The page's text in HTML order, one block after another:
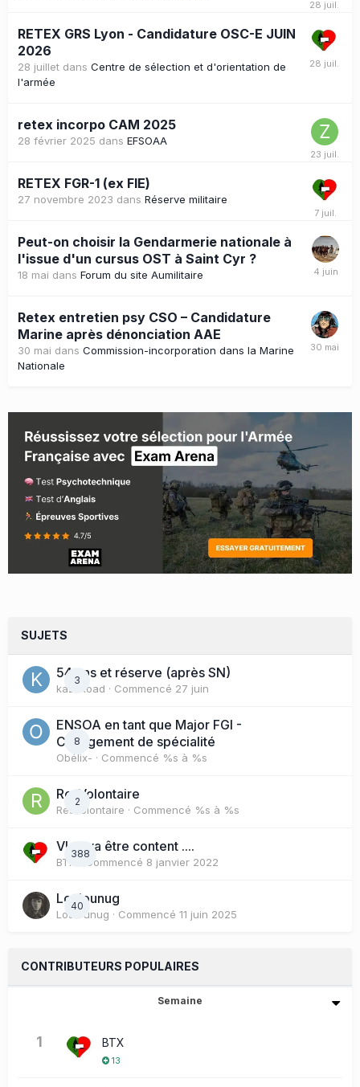
RETEX GRS Lyon - Candidature OSC-E JUIN
2026
28 juillet dans Centre de sélection et d'orientation de
l'armée
retex incorpo CAM 2025
28 février 2025 dans EFSOAA
RETEX FGR-1 (ex FIE)
27 novembre 2023 dans Réserve militaire
Peut-on choisir la Gendarmerie nationale à
l'issue d'un cursus OST à Saint Cyr ?
18 mai dans Forum du site Aumilitaire
Retex entretien psy CSO – Candidature
Marine après dénonciation AAE
30 mai dans Commission-incorporation dans la Marine
Nationale
SUJETS
3
54 ans et réserve (après SN)
kazhkoad · Commencé 27 juin
8
ENSOA en tant que Major FGI -
Changement de spécialité
Obélix- · Commencé %s à %s
2
ResVolontaire
ResVolontaire · Commencé %s à %s
388
Vlad va être content ....
BTX · Commencé 8 janvier 2022
40
Loulounug
Loulounug · Commencé 11 juin 2025
CONTRIBUTEURS POPULAIRES
Semaine
1 BTX
13